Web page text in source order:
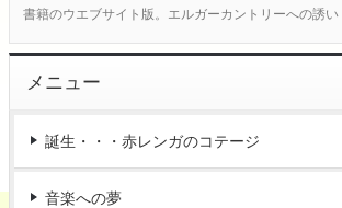
書籍のウエブサイト版。エルガーカントリーへの誘い
メニュー
誕生・・・赤レンガのコテージ
音楽への夢